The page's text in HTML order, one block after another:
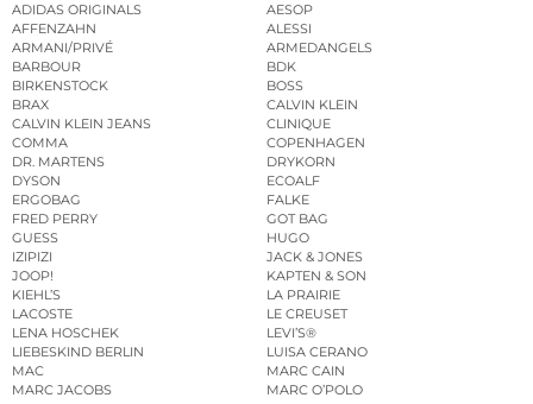
ADIDAS ORIGINALS
AESOP
AFFENZAHN
ALESSI
ARMANI/PRIVÉ
ARMEDANGELS
BARBOUR
BDK
BIRKENSTOCK
BOSS
BRAX
CALVIN KLEIN
CALVIN KLEIN JEANS
CLINIQUE
COMMA
COPENHAGEN
DR. MARTENS
DRYKORN
DYSON
ECOALF
ERGOBAG
FALKE
FRED PERRY
GOT BAG
GUESS
HUGO
IZIPIZI
JACK & JONES
JOOP!
KAPTEN & SON
KIEHL’S
LA PRAIRIE
LACOSTE
LE CREUSET
LENA HOSCHEK
LEVI’S®
LIEBESKIND BERLIN
LUISA CERANO
MAC
MARC CAIN
MARC JACOBS
MARC O’POLO